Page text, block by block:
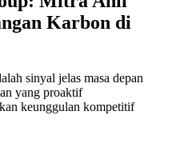
Karbon di
sinyal jelas masa depan
yang proaktif
keunggulan kompetitif